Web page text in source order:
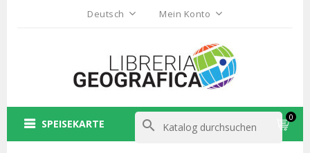
Deutsch Mein Konto
0
SPEISEKARTE search